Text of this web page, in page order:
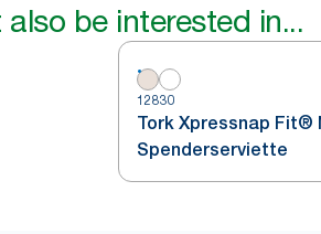
be interested in...
12830
Tork Xpressnap Fit®
Spenderserviette